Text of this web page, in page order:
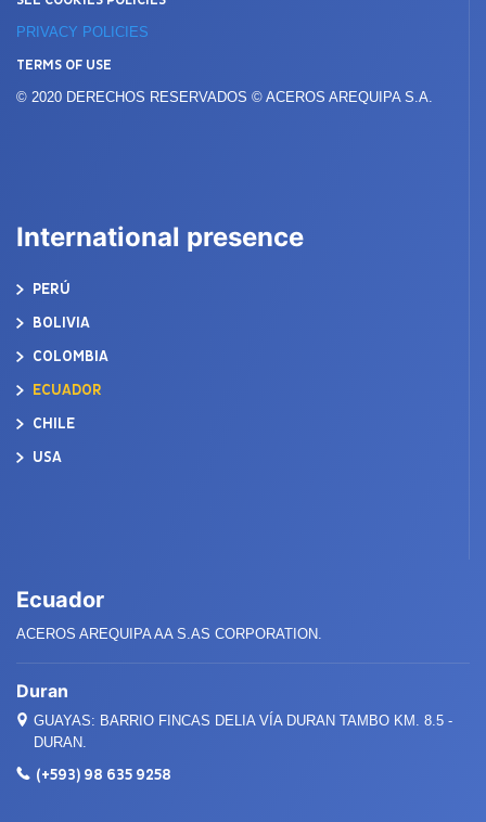
PRIVACY POLICIES
TERMS OF USE
© 2020 DERECHOS RESERVADOS © ACEROS AREQUIPA S.A.
International presence
PERÚ
BOLIVIA
COLOMBIA
ECUADOR
CHILE
USA
Ecuador
ACEROS AREQUIPA AA S.AS CORPORATION.
Duran
GUAYAS: BARRIO FINCAS DELIA VÍA DURAN TAMBO KM. 8.5 -
DURAN.
(+593) 98 635 9258